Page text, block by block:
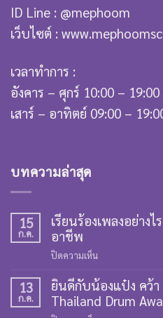
ID Line : @mephoom
เว็บไซต์ :
เวลาทำการ :
อังคาร – ศุกร์ 10:00 – 19:00
เสาร์ – อาทิตย์ 09:00 –
บทความล่าสุด
15
ก.ค.
เรียนร้องเพลงอย่าง
อาชีพ
ปิดความเห็นบน
ร้อง
เพลง
13
ก.ค.
ยินดีกับน้องแป๋ง คว้า
Thailand Drum